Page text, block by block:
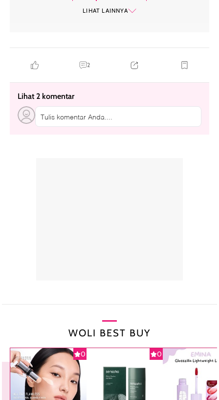
LIHAT LAINNYA
2
Lihat 2 komentar
Tulis komentar Anda....
WOLI BEST BUY
0 0